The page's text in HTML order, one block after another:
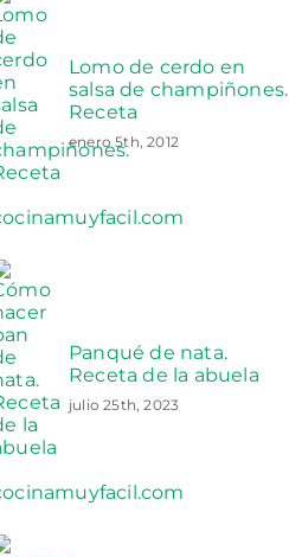
Lomo de cerdo en
salsa de champiñones.
Receta
enero 5th, 2012
Panqué de nata.
Receta de la abuela
julio 25th, 2023